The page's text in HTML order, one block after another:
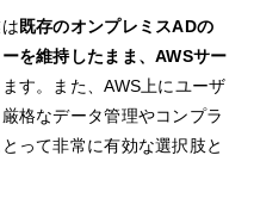
既存のオンプレミスADの
を維持したまま、AWSサー
す。また、AWS上にユーザ
格なデータ管理やコンプラ
って非常に有効な選択肢と